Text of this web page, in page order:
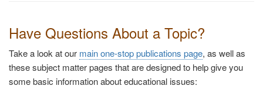
Have Questions About a Topic?
Take a look at our main one-stop publications page, as well as
these subject matter pages that are designed to help give you
some basic information about educational issues: